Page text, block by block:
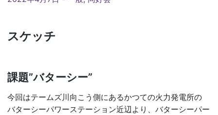
スケッチ
課題”バターシー”
今回はテームズ川向こう側にあるかつての火力発電所の
バターシーパワーステーション近辺より、バターシーパー